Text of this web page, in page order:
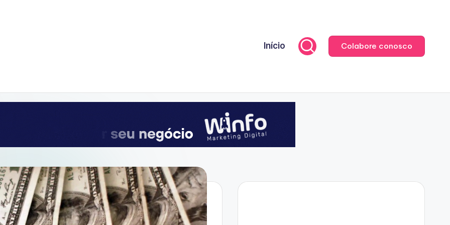
Início Colabore conosco